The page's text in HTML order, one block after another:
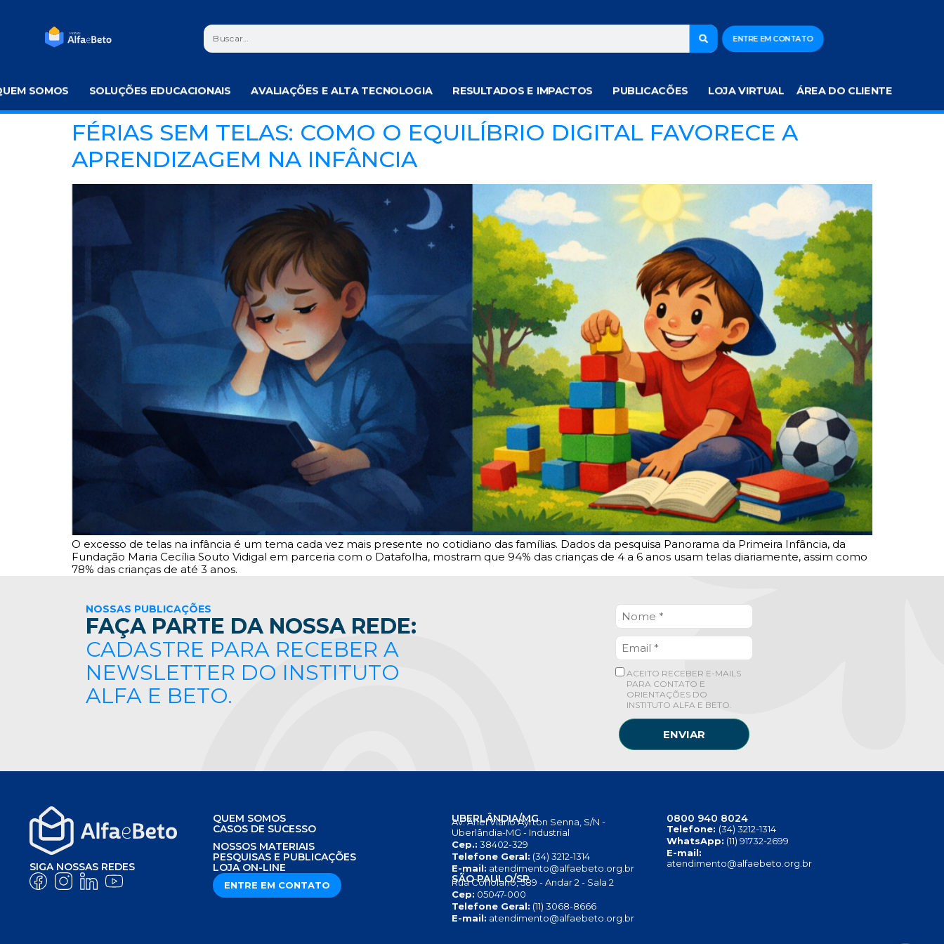
ENTRE EM CONTATO
SOMOS SOLUÇÕES EDUCACIONAIS AVALIAÇÕES E ALTA TECNOLOGIA RESULTADOS E IMPACTOS PUBLICACÕES LOJA VIRTUAL ÁREA DO CLIENTE
FÉRIAS SEM TELAS: COMO O EQUILÍBRIO DIGITAL FAVORECE A
APRENDIZAGEM NA INFÂNCIA
O excesso de telas na infância é um tema cada vez mais presente no cotidiano das famílias. Dados da pesquisa Panorama da Primeira Infância, da
Fundação Maria Cecília Souto Vidigal em parceria com o Datafolha, mostram que 94% das crianças de 4 a 6 anos usam telas diariamente, assim como
78% das crianças de até 3 anos.
NOSSAS PUBLICAÇÕES
FAÇA PARTE DA NOSSA REDE:
CADASTRE PARA RECEBER A
NEWSLETTER DO INSTITUTO
ALFA E BETO.
ACEITO RECEBER E-MAILS
PARA CONTATO E
ORIENTAÇÕES DO
INSTITUTO ALFA E BETO.
ENVIAR
SIGA NOSSAS REDES
QUEM SOMOS
CASOS DE SUCESSO
NOSSOS MATERIAIS
PESQUISAS E PUBLICAÇÕES
LOJA ON-LINE
ENTRE EM CONTATO
UBERLÂNDIA/MG
Av. Anel Viário Ayrton Senna, S/N -
Uberlândia-MG - Industrial
Cep.: 38402-329
Telefone Geral: (34) 3212-1314
E-mail: atendimento@alfaebeto.org.br
SÃO PAULO/SP
Rua Coriolano, 589 - Andar 2 - Sala 2
Cep: 05047-000
Telefone Geral: (11) 3068-8666
E-mail: atendimento@alfaebeto.org.br
0800 940 8024
Telefone: (34) 3212-1314
WhatsApp: (11) 91732-2699
E-mail:
atendimento@alfaebeto.org.br